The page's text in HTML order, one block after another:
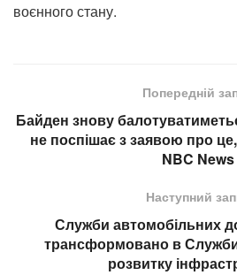
воєнного стану.
Попередній
Байден знову
не поспішає з заявою про
NBC News
Наступний
Служби автомобільних
трансформовано в
розвитку